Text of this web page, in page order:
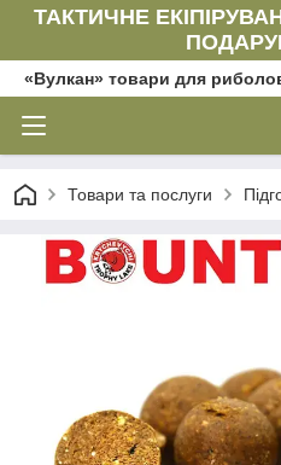
ТАКТИЧНЕ
«Вулкан» товари для
Товари та послуги